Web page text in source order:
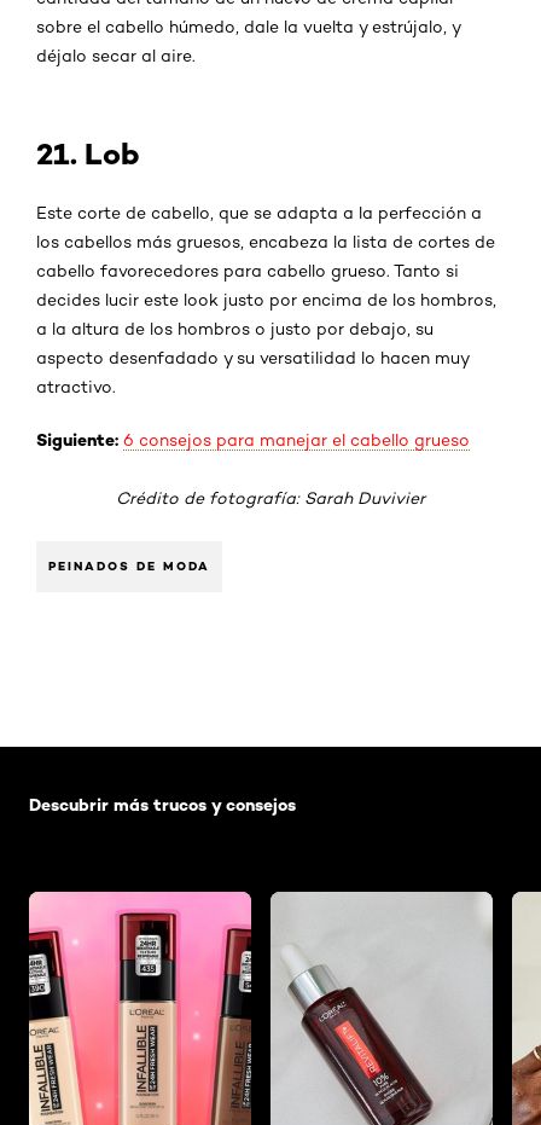
sobre el cabello húmedo, dale la vuelta y estrújalo, y
déjalo secar al aire.
21. Lob
Este corte de cabello, que se adapta a la perfección a
los cabellos más gruesos, encabeza la lista de cortes de
cabello favorecedores para cabello grueso. Tanto si
decides lucir este look justo por encima de los hombros,
a la altura de los hombros o justo por debajo, su
aspecto desenfadado y su versatilidad lo hacen muy
atractivo.
Siguiente: 6 consejos para manejar el cabello grueso
Crédito de fotografía: Sarah Duvivier
PEINADOS DE MODA
Descubrir más trucos y consejos